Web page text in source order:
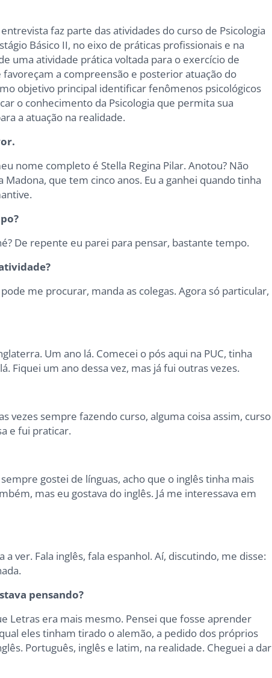
faz parte das atividades do curso de Psicologia
Básico II, no eixo de práticas profissionais e na
uma atividade prática voltada para o exercício de
a compreensão e posterior atuação do
objetivo principal identificar fenômenos psicológicos
o conhecimento da Psicologia que permita sua
a atuação na realidade.
nome completo é Stella Regina Pilar. Anotou? Não
que tem cinco anos. Eu a ganhei quando tinha
De repente eu parei para pensar, bastante tempo.
me procurar, manda as colegas. Agora só particular,
Um ano lá. Comecei o pós aqui na PUC, tinha
Fiquei um ano dessa vez, mas já fui outras vezes.
vezes sempre fazendo curso, alguma coisa assim, curso
e fui praticar.
gostei de línguas, acho que o inglês tinha mais
mas eu gostava do inglês. Já me interessava em
ver. Fala inglês, fala espanhol. Aí, discutindo, me disse:
pensando?
Letras era mais mesmo. Pensei que fosse aprender
eles tinham tirado o alemão, a pedido dos próprios
Português, inglês e latim, na realidade. Cheguei a dar